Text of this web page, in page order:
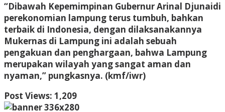
“Dibawah Kepemimpinan Gubernur Arinal Djunaidi
perekonomian lampung terus tumbuh, bahkan
terbaik di Indonesia, dengan dilaksanakannya
Mukernas di Lampung ini adalah sebuah
pengakuan dan penghargaan, bahwa Lampung
merupakan wilayah yang sangat aman dan
nyaman,” pungkasnya. (kmf/iwr)
Post Views: 1,209